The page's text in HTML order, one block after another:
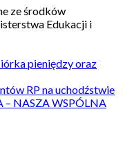
ze środków
Edukacji i
pieniędzy oraz
RP na uchodźstwie
– NASZA WSPÓLNA